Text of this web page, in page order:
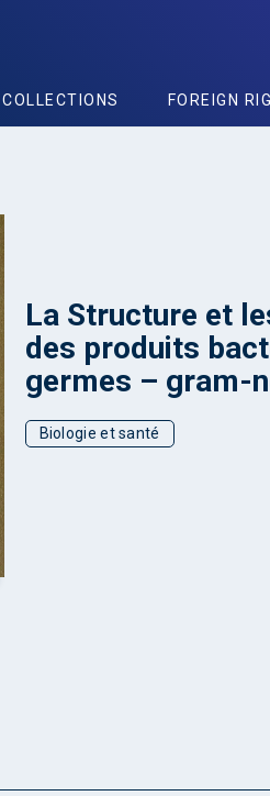
COLLECTIONS FOREIGN
La Structure et
des produits
germes – gram-
Biologie et santé